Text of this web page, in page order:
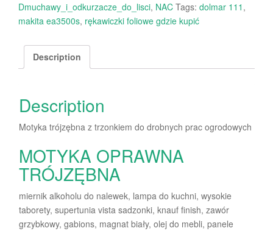
Dmuchawy_i_odkurzacze_do_lisci, NAC Tags: dolmar 111 ,
makita ea3500s, rękawiczki foliowe gdzie kupić
Description
Description
Motyka trójzębna z trzonkiem do drobnych prac ogrodowych
MOTYKA OPRAWNA
TRÓJZĘBNA
miernik alkoholu do nalewek, lampa do kuchni, wysokie
taborety, supertunia vista sadzonki, knauf finish, zawór
grzybkowy, gabions, magnat biały, olej do mebli, panele